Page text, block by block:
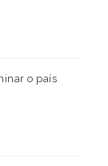
o país